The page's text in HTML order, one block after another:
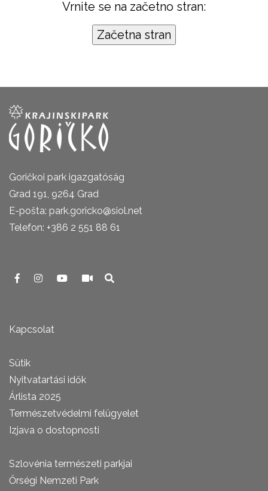
Vrnite se na začetno stran:
Goričkoi park igazgatóság
Grad 191, 9264 Grad
E-pošta: park.goricko@siol.net
Telefon: +386 2 551 88 61
Kapcsolat
Sütik
Nyitvatartási idők
Árlista 2025
Természetvédelmi felügyelet
Izjava o dostopnosti
Szlovénia természeti parkjai
Őrségi Nemzeti Park